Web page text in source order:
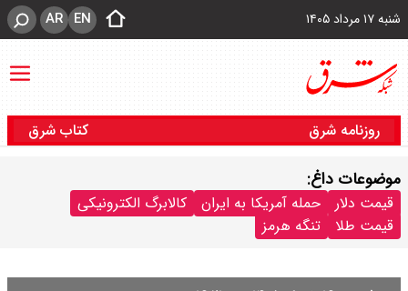
شنبه ۱۷ مرداد ۱۴۰۵ EN
AR
روزنامه شرق کتاب شرق
موضوعات داغ:
قیمت دلار حمله آمریکا به ایران
کالابرگ الکترونیکی
قیمت طلا
تنگه هرمز